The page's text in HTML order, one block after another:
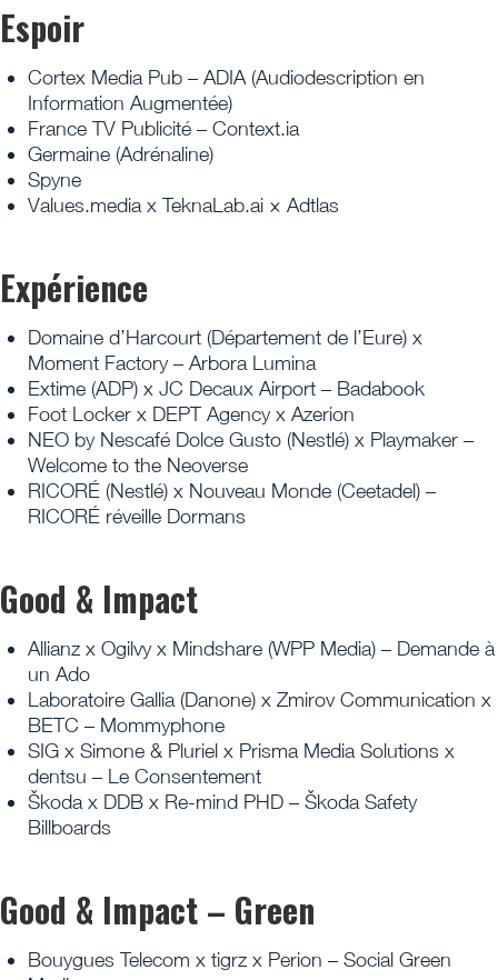
Espoir
Cortex Media Pub – ADIA (Audiodescription en
Information Augmentée)
France TV Publicité – Context.ia
Germaine (Adrénaline)
Spyne
Values.media x TeknaLab.ai × Adtlas
Expérience
Domaine d’Harcourt (Département de l’Eure) x
Moment Factory – Arbora Lumina
Extime (ADP) x JC Decaux Airport – Badabook
Foot Locker x DEPT Agency x Azerion
NEO by Nescafé Dolce Gusto (Nestlé) x Playmaker –
Welcome to the Neoverse
RICORÉ (Nestlé) x Nouveau Monde (Ceetadel) –
RICORÉ réveille Dormans
Good & Impact
Allianz x Ogilvy x Mindshare (WPP Media) – Demande à
un Ado
Laboratoire Gallia (Danone) x Zmirov Communication x
BETC – Mommyphone
SIG x Simone & Pluriel x Prisma Media Solutions x
dentsu – Le Consentement
Škoda x DDB x Re-mind PHD – Škoda Safety
Billboards
Good & Impact – Green
Bouygues Telecom x tigrz x Perion – Social Green